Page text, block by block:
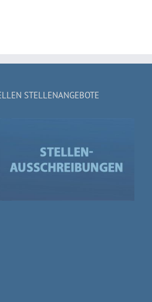
STELLENANGEBOTE